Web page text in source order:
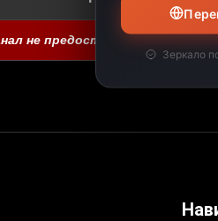
не предоставил свою
Зеркало